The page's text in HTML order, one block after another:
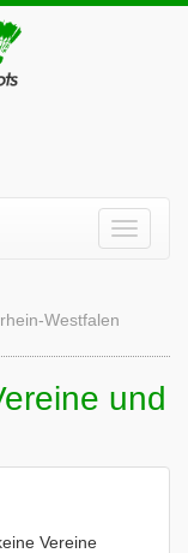
Westfalen
und
Vereine